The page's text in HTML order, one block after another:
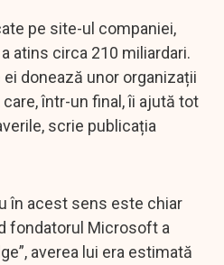
pe site-ul companiei,
atins circa 210 miliardari.
donează unor organizații
într-un final, îi ajută tot
scrie publicația
în acest sens este chiar
fondatorul Microsoft a
averea lui era estimată